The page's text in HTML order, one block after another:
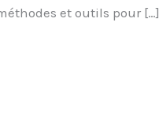
et outils pour […]